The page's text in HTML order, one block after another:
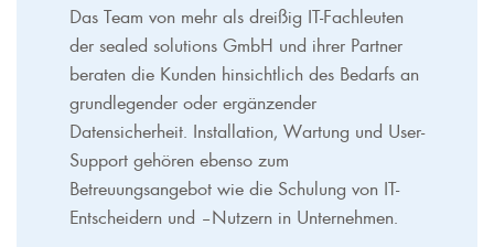
Das Team von mehr als dreißig IT-Fachleuten
der sealed solutions GmbH und ihrer Partner
beraten die Kunden hinsichtlich des Bedarfs an
grundlegender oder ergänzender
Datensicherheit. Installation, Wartung und User-
Support gehören ebenso zum
Betreuungsangebot wie die Schulung von IT-
Entscheidern und –Nutzern in Unternehmen.